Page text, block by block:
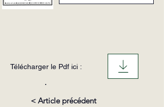
Télécharger le Pdf ici :
.
< Article précédent